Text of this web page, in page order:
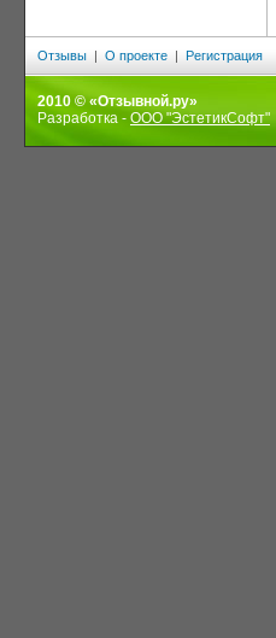
Отзывы | О проекте | Регистрация
2010 © «Отзывной.ру»
Разработка - ООО "ЭстетикСофт"